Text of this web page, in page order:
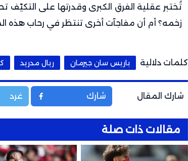
تُختبر عقلية الفرق الكبرى وقدرتها على
زخمه؟ أم أن مفاجآت أخرى تنتظر في رحاب هذه
كلمات دلالية باريس سان جيرمان ريال مدريد
شارك المقال شارك غرد
مقالات ذات صلة